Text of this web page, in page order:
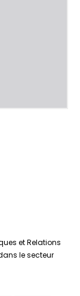
et Relations
le secteur